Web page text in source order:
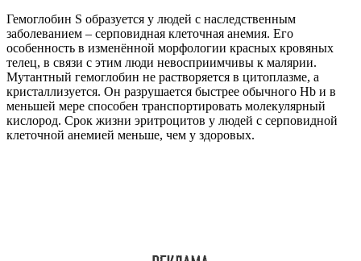
Гемоглобин S образуется у людей с наследственным
заболеванием – серповидная клеточная анемия. Его
особенность в изменённой морфологии красных кровяных
телец, в связи с этим люди невосприимчивы к малярии.
Мутантный гемоглобин не растворяется в цитоплазме, а
кристаллизуется. Он разрушается быстрее обычного Hb и в
меньшей мере способен транспортировать молекулярный
кислород. Срок жизни эритроцитов у людей с серповидной
клеточной анемией меньше, чем у здоровых.